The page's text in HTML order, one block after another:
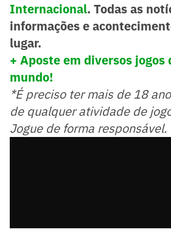
Internacional. Todas as
informações e
lugar.
+ Aposte em diversos
mundo!
*É preciso ter mais de 18
de qualquer atividade de
Jogue de forma responsável.